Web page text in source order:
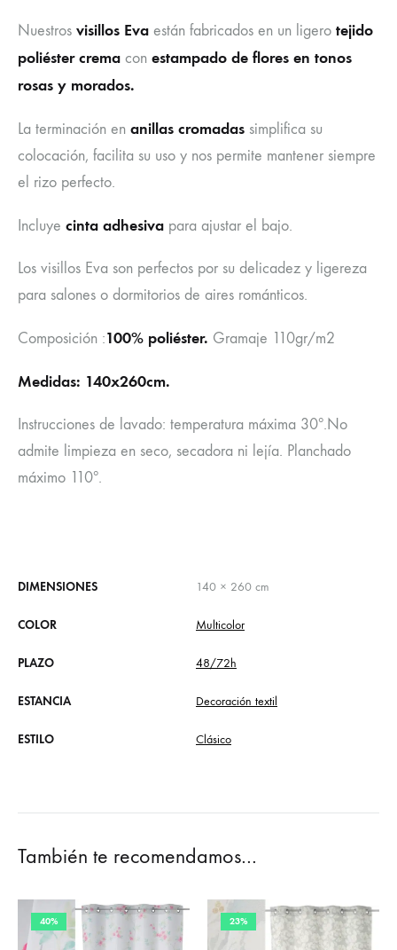
Nuestros visillos Eva están fabricados en un ligero tejido
poliéster crema con estampado de flores en tonos
rosas y morados.
La terminación en anillas cromadas simplifica su
colocación, facilita su uso y nos permite mantener siempre
el rizo perfecto.
Incluye cinta adhesiva para ajustar el bajo.
Los visillos Eva son perfectos por su delicadez y ligereza
para salones o dormitorios de aires románticos.
Composición :100% poliéster. Gramaje 110gr/m2
Medidas: 140x260cm.
Instrucciones de lavado: temperatura máxima 30º.No
admite limpieza en seco, secadora ni lejía. Planchado
máximo 110º.
DIMENSIONES 140 × 260 cm
COLOR Multicolor
PLAZO 48/72h
ESTANCIA Decoración textil
ESTILO Clásico
También te recomendamos…
40% 23%